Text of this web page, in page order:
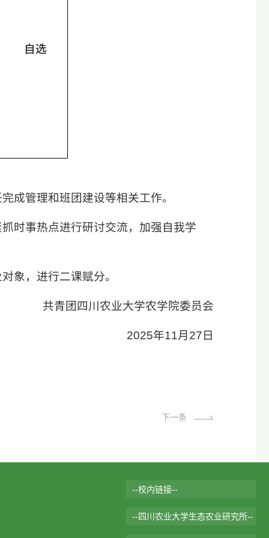
自选
成管理和班团建设等相关工作。
时事热点进行研讨交流，加强自我学
象，进行二课赋分。
共青团四川农业大学农学院委员会
2025年11月27日
下一条